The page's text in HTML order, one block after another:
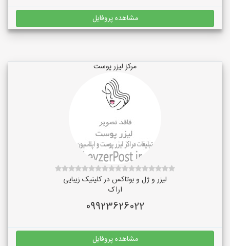
مشاهده پروفایل
مرکز لیزر پوست
لیزر و ژل و بوتاکس در کلینیک زیبایی
اراک
09923626022
مشاهده پروفایل